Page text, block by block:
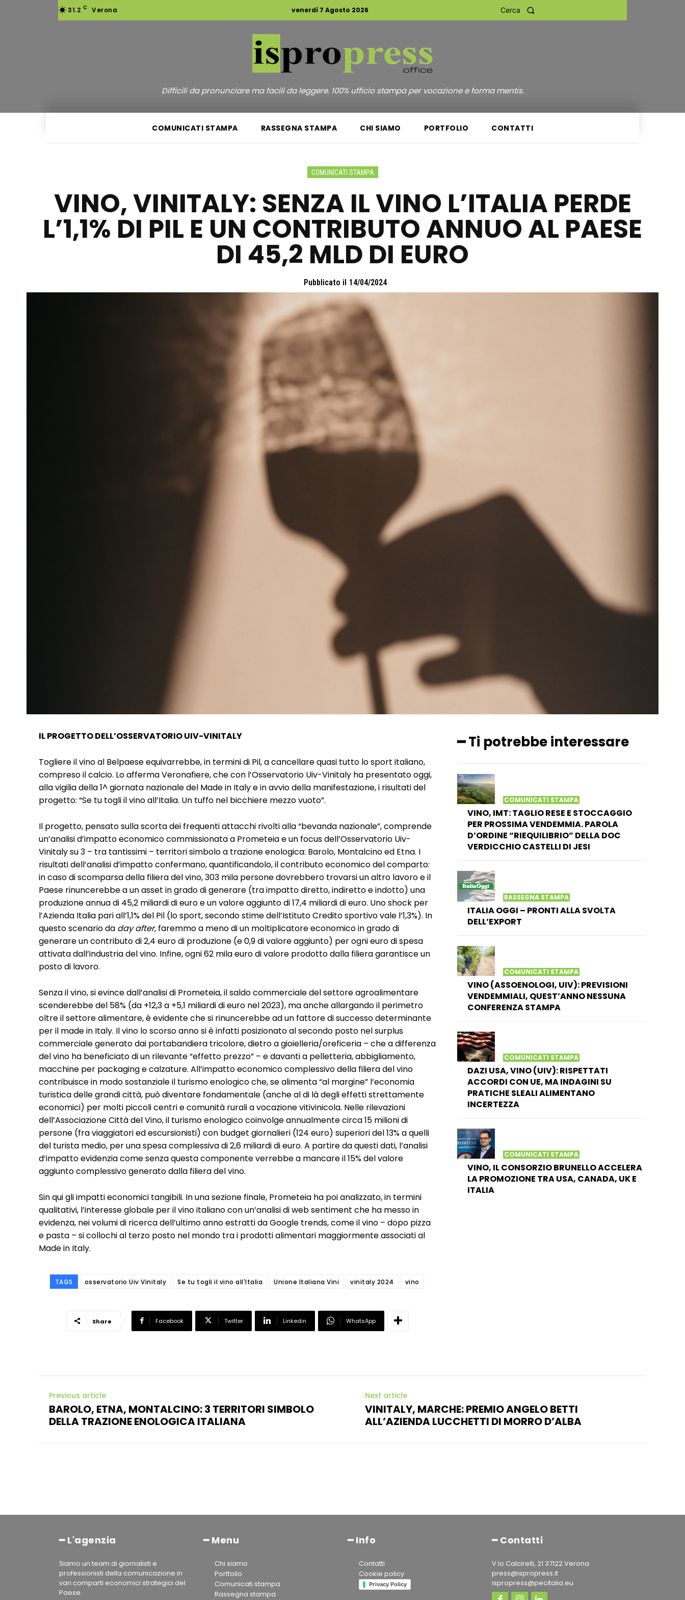
31.2 C Verona venerdì 7 Agosto 2026 Cerca
Difficili da pronunciare ma facili da leggere. 100% ufficio stampa per vocazione e forma mentis.
COMUNICATI STAMPA RASSEGNA STAMPA CHI SIAMO PORTFOLIO CONTATTI
COMUNICATI STAMPA
VINO, VINITALY: SENZA IL VINO L’ITALIA PERDE
L’1,1% DI PIL E UN CONTRIBUTO ANNUO AL PAESE
DI 45,2 MLD DI EURO
Pubblicato il 14/04/2024
IL PROGETTO DELL’OSSERVATORIO UIV-VINITALY
Togliere il vino al Belpaese equivarrebbe, in termini di Pil, a cancellare quasi tutto lo sport italiano,
compreso il calcio. Lo afferma Veronafiere, che con l’Osservatorio Uiv-Vinitaly ha presentato oggi,
alla vigilia della 1^ giornata nazionale del Made in Italy e in avvio della manifestazione, i risultati del
progetto: “Se tu togli il vino all’Italia. Un tuffo nel bicchiere mezzo vuoto”.
Il progetto, pensato sulla scorta dei frequenti attacchi rivolti alla “bevanda nazionale”, comprende
un’analisi d’impatto economico commissionata a Prometeia e un focus dell’Osservatorio Uiv-
Vinitaly su 3 – tra tantissimi – territori simbolo a trazione enologica: Barolo, Montalcino ed Etna. I
risultati dell’analisi d’impatto confermano, quantificandolo, il contributo economico del comparto:
in caso di scomparsa della filiera del vino, 303 mila persone dovrebbero trovarsi un altro lavoro e il
Paese rinuncerebbe a un asset in grado di generare (tra impatto diretto, indiretto e indotto) una
produzione annua di 45,2 miliardi di euro e un valore aggiunto di 17,4 miliardi di euro. Uno shock per
l’Azienda Italia pari all’1,1% del Pil (lo sport, secondo stime dell’Istituto Credito sportivo vale l’1,3%). In
questo scenario da day after, faremmo a meno di un moltiplicatore economico in grado di
generare un contributo di 2,4 euro di produzione (e 0,9 di valore aggiunto) per ogni euro di spesa
attivata dall’industria del vino. Infine, ogni 62 mila euro di valore prodotto dalla filiera garantisce un
posto di lavoro.
Senza il vino, si evince dall’analisi di Prometeia, il saldo commerciale del settore agroalimentare
scenderebbe del 58% (da +12,3 a +5,1 miliardi di euro nel 2023), ma anche allargando il perimetro
oltre il settore alimentare, è evidente che si rinuncerebbe ad un fattore di successo determinante
per il made in Italy. Il vino lo scorso anno si è infatti posizionato al secondo posto nel surplus
commerciale generato dai portabandiera tricolore, dietro a gioielleria/oreficeria – che a differenza
del vino ha beneficiato di un rilevante “effetto prezzo” – e davanti a pelletteria, abbigliamento,
macchine per packaging e calzature. All’impatto economico complessivo della filiera del vino
contribuisce in modo sostanziale il turismo enologico che, se alimenta “al margine” l’economia
turistica delle grandi città, può diventare fondamentale (anche al di là degli effetti strettamente
economici) per molti piccoli centri e comunità rurali a vocazione vitivinicola. Nelle rilevazioni
dell’Associazione Città del Vino, il turismo enologico coinvolge annualmente circa 15 milioni di
persone (fra viaggiatori ed escursionisti) con budget giornalieri (124 euro) superiori del 13% a quelli
del turista medio, per una spesa complessiva di 2,6 miliardi di euro. A partire da questi dati, l’analisi
d’impatto evidenzia come senza questa componente verrebbe a mancare il 15% del valore
aggiunto complessivo generato dalla filiera del vino.
Sin qui gli impatti economici tangibili. In una sezione finale, Prometeia ha poi analizzato, in termini
qualitativi, l’interesse globale per il vino italiano con un’analisi di web sentiment che ha messo in
evidenza, nei volumi di ricerca dell’ultimo anno estratti da Google trends, come il vino – dopo pizza
e pasta – si collochi al terzo posto nel mondo tra i prodotti alimentari maggiormente associati al
Made in Italy.
TAGS osservatorio Uiv Vinitaly Se tu togli il vino all'Italia Unione Italiana Vini vinitaly 2024 vino
Share Facebook Twitter Linkedin WhatsApp
━ Ti potrebbe interessare
COMUNICATI STAMPA
VINO, IMT: TAGLIO RESE E STOCCAGGIO
PER PROSSIMA VENDEMMIA. PAROLA
D’ORDINE “RIEQUILIBRIO” DELLA DOC
VERDICCHIO CASTELLI DI JESI
RASSEGNA STAMPA
ITALIA OGGI – PRONTI ALLA SVOLTA
DELL’EXPORT
COMUNICATI STAMPA
VINO (ASSOENOLOGI, UIV): PREVISIONI
VENDEMMIALI, QUEST’ANNO NESSUNA
CONFERENZA STAMPA
COMUNICATI STAMPA
DAZI USA, VINO (UIV): RISPETTATI
ACCORDI CON UE, MA INDAGINI SU
PRATICHE SLEALI ALIMENTANO
INCERTEZZA
COMUNICATI STAMPA
VINO, IL CONSORZIO BRUNELLO ACCELERA
LA PROMOZIONE TRA USA, CANADA, UK E
ITALIA
Previous article
BAROLO, ETNA, MONTALCINO: 3 TERRITORI SIMBOLO
DELLA TRAZIONE ENOLOGICA ITALIANA
Next article
VINITALY, MARCHE: PREMIO ANGELO BETTI
ALL’AZIENDA LUCCHETTI DI MORRO D’ALBA
━ L'agenzia
Siamo un team di giornalisti e
professionisti della comunicazione in
vari comparti economici strategici del
Paese.
━ Menu
Chi siamo
Portfolio
Comunicati stampa
Rassegna stampa
━ Info
Contatti
Cookie policy
Privacy Policy
━ Contatti
V.lo Calcirelli, 21 37122 Verona
press@ispropress.it
ispropress@pecitalia.eu